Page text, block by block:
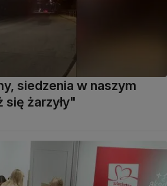
siedzenia w naszym
się żarzyły"